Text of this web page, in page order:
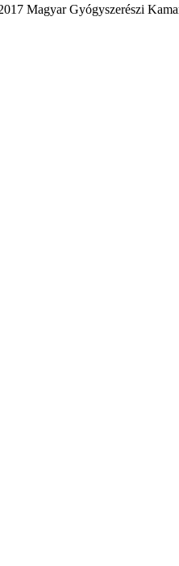
Magyar Gyógyszerészi